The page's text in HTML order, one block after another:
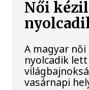
Női
A magyar
nyolcadik
vasárnapi